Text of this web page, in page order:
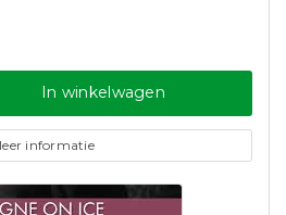
In winkelwagen
informatie